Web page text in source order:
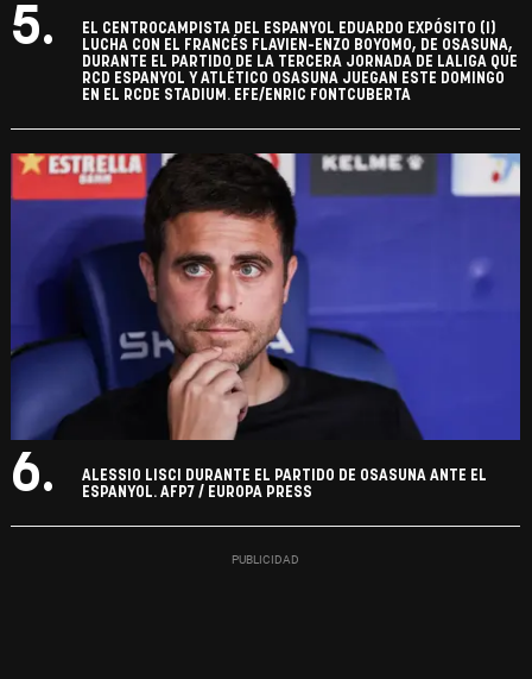
5.
EL CENTROCAMPISTA DEL ESPANYOL EDUARDO EXPÓSITO (I)
LUCHA CON EL FRANCÉS FLAVIEN-ENZO BOYOMO, DE OSASUNA,
DURANTE EL PARTIDO DE LA TERCERA JORNADA DE LALIGA QUE
RCD ESPANYOL Y ATLÉTICO OSASUNA JUEGAN ESTE DOMINGO
EN EL RCDE STADIUM. EFE/ENRIC FONTCUBERTA
6.
ALESSIO LISCI DURANTE EL PARTIDO DE OSASUNA ANTE EL
ESPANYOL. AFP7 / EUROPA PRESS